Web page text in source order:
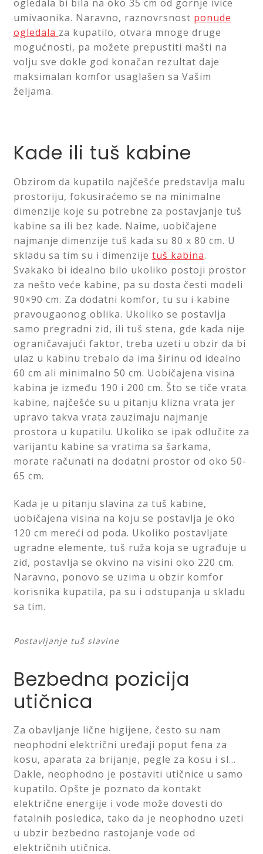
ogledala bi bila na oko 35 cm od gornje ivice
umivaonika. Naravno, raznovrsnost ponude
ogledala za kupatilo, otvara mnoge druge
mogućnosti, pa možete prepustiti mašti na
volju sve dokle god konačan rezultat daje
maksimalan komfor usaglašen sa Vašim
željama.
Kade ili tuš kabine
Obzirom da kupatilo najčešće predstavlja malu
prostoriju, fokusiraćemo se na minimalne
dimenzije koje su potrebne za postavjanje tuš
kabine sa ili bez kade. Naime, uobičajene
najmanje dimenzije tuš kada su 80 x 80 cm. U
skladu sa tim su i dimenzije tuš kabina.
Svakako bi idealno bilo ukoliko postoji prostor
za nešto veće kabine, pa su dosta česti modeli
90×90 cm. Za dodatni komfor, tu su i kabine
pravougaonog oblika. Ukoliko se postavlja
samo pregradni zid, ili tuš stena, gde kada nije
ograničavajući faktor, treba uzeti u obzir da bi
ulaz u kabinu trebalo da ima širinu od idealno
60 cm ali minimalno 50 cm. Uobičajena visina
kabina je između 190 i 200 cm. Što se tiče vrata
kabine, najčešće su u pitanju klizna vrata jer
upravo takva vrata zauzimaju najmanje
prostora u kupatilu. Ukoliko se ipak odlučite za
varijantu kabine sa vratima sa šarkama,
morate računati na dodatni prostor od oko 50-
65 cm.
Kada je u pitanju slavina za tuš kabine,
uobičajena visina na koju se postavlja je oko
120 cm mereći od poda. Ukoliko postavljate
ugradne elemente, tuš ruža koja se ugrađuje u
zid, postavlja se okvino na visini oko 220 cm.
Naravno, ponovo se uzima u obzir komfor
korisnika kupatila, pa su i odstupanja u skladu
sa tim.
Postavljanje tuš slavine
Bezbedna pozicija
utičnica
Za obavljanje lične higijene, često su nam
neophodni električni uređaji poput fena za
kosu, aparata za brijanje, pegle za kosu i sl…
Dakle, neophodno je postaviti utičnice u samo
kupatilo. Opšte je poznato da kontakt
električne energije i vode može dovesti do
fatalnih posledica, tako da je neophodno uzeti
u ubzir bezbedno rastojanje vode od
električnih utičnica.